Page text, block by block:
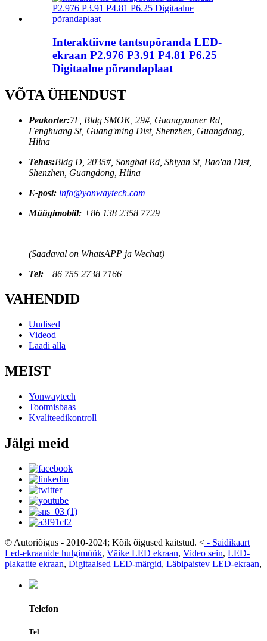
Interaktiivne tantsupõranda LED-
ekraan P2.976 P3.91 P4.81 P6.25
Digitaalne põrandaplaat
VÕTA ÜHENDUST
Peakorter:7F, Bldg SMOK, 29#, Guangyuaner Rd,
Fenghuang St, Guang'ming Dist, Shenzhen, Guangdong,
Hiina
Tehas:Bldg D, 2035#, Songbai Rd, Shiyan St, Bao'an Dist,
Shenzhen, Guangdong, Hiina
E-post: info@yonwaytech.com
Müügimobiil: +86 138 2358 7729
(Saadaval on WhatsAPP ja Wechat)
Tel: +86 755 2738 7166
VAHENDID
Uudised
Videod
Laadi alla
MEIST
Yonwaytech
Tootmisbaas
Kvaliteedikontroll
Jälgi meid
© Autoriõigus - 2010-2024; Kõik õigused kaitstud. < - Saidikaart
Led-ekraanide hulgimüük, Väike LED ekraan, Video sein, LED-
plakatite ekraan, Digitaalsed LED-märgid, Läbipaistev LED-ekraan,
Telefon
Tel